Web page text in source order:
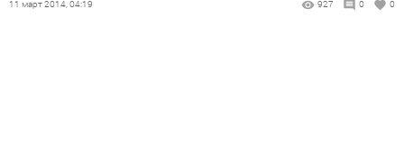
11 март 2014, 04:19 927 0 0